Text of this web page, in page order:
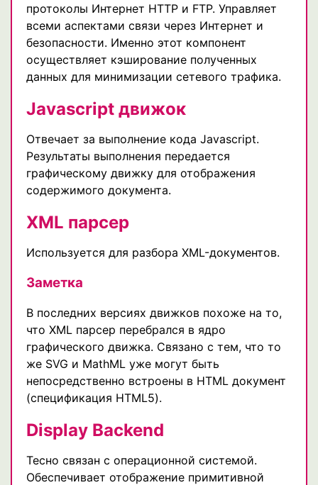
протоколы Интернет HTTP и FTP. Управляет
всеми аспектами связи через Интернет и
безопасности. Именно этот компонент
осуществляет кэширование полученных
данных для минимизации сетевого трафика.
Javascript движок
Отвечает за выполнение кода Javascript.
Результаты выполнения передается
графическому движку для отображения
содержимого документа.
XML парсер
Используется для разбора XML-документов.
Заметка
В последних версиях движков похоже на то,
что XML парсер перебрался в ядро
графического движка. Связано с тем, что то
же SVG и MathML уже могут быть
непосредственно встроены в HTML документ
(спецификация HTML5).
Display Backend
Тесно связан с операционной системой.
Обеспечивает отображение примитивной